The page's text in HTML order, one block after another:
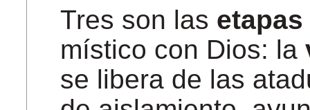
Tres son las etapas
místico con Dios: la
se libera de las